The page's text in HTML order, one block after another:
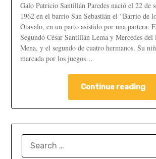
Galo Patricio Santillán Paredes nació el 22 de
1962 en el barrio San Sebastián el “Barrio de
Otavalo, en un parto asistido por una partera.
Segundo César Santillán Lema y Mercedes del
Mena, y el segundo de cuatro hermanos. Su
marcada por los juegos…
Continue reading